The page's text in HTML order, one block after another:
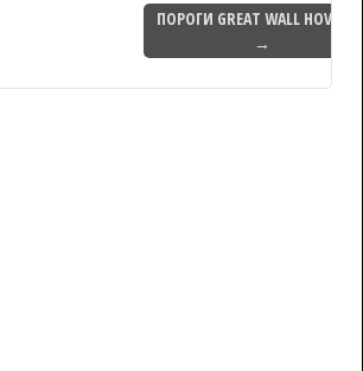
ПОРОГИ GREAT WALL HOVER
→